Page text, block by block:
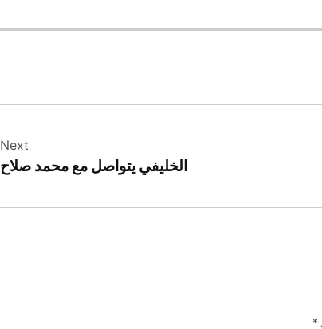
Next
الخليفي يتواصل مع محمد صلاح
*